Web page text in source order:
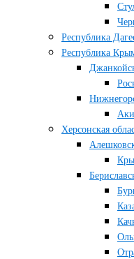
Республика
Республика
Херсонская